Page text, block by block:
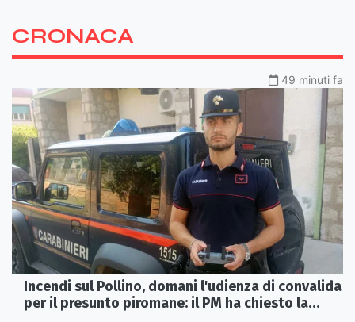
CRONACA
49 minuti fa
Incendi sul Pollino, domani l'udienza di convalida
per il presunto piromane: il PM ha chiesto la